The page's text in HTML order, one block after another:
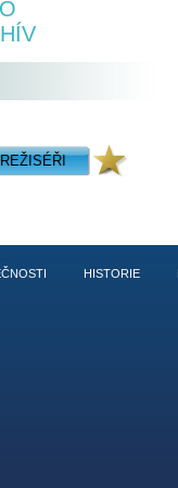
HISTORIE